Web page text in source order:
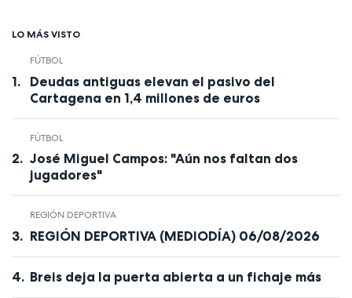
LO MÁS VISTO
FÚTBOL
Deudas antiguas elevan el pasivo del
Cartagena en 1,4 millones de euros
FÚTBOL
José Miguel Campos: "Aún nos faltan dos
jugadores"
REGIÓN DEPORTIVA
REGIÓN DEPORTIVA (MEDIODÍA) 06/08/2026
Breis deja la puerta abierta a un fichaje más